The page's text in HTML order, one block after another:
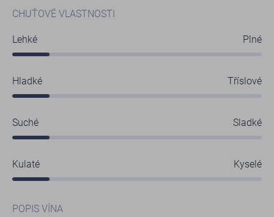
CHUŤOVÉ VLASTNOSTI
Lehké Plné
Hladké Tříslové
Suché Sladké
Kulaté Kyselé
POPIS VÍNA